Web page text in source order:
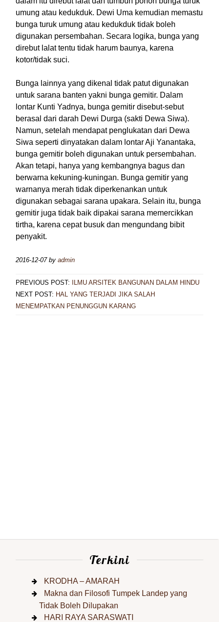
umung atau kedukduk. Dewi Uma kemudian memastu
bunga turuk umung atau kedukduk tidak boleh
digunakan persembahan. Secara logika, bunga yang
direbut lalat tentu tidak harum baunya, karena
kotor/tidak suci.
Bunga lainnya yang dikenal tidak patut digunakan
untuk sarana banten yakni bunga gemitir. Dalam
lontar Kunti Yadnya, bunga gemitir disebut-sebut
berasal dari darah Dewi Durga (sakti Dewa Siwa).
Namun, setelah mendapat penglukatan dari Dewa
Siwa seperti dinyatakan dalam lontar Aji Yanantaka,
bunga gemitir boleh digunakan untuk persembahan.
Akan tetapi, hanya yang kembangnya bagus dan
berwarna kekuning-kuningan. Bunga gemitir yang
warnanya merah tidak diperkenankan untuk
digunakan sebagai sarana upakara. Selain itu, bunga
gemitir juga tidak baik dipakai sarana memercikkan
tirtha, karena cepat busuk dan mengundang bibit
penyakit.
2016-12-07by admin
PREVIOUS POST: ILMU ARSITEK BANGUNAN DALAM HINDU
NEXT POST: HAL YANG TERJADI JIKA SALAH
MENEMPATKAN PENUNGGUN KARANG
Terkini
KRODHA – AMARAH
Makna dan Filosofi Tumpek Landep yang
Tidak Boleh Dilupakan
HARI RAYA SARASWATI